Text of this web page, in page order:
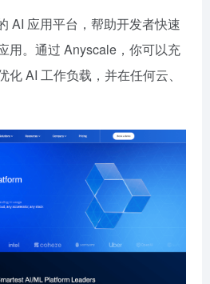
AI 应用平台，帮助开发者快速
用。通过 Anyscale，你可以充
AI 工作负载，并在任何云、